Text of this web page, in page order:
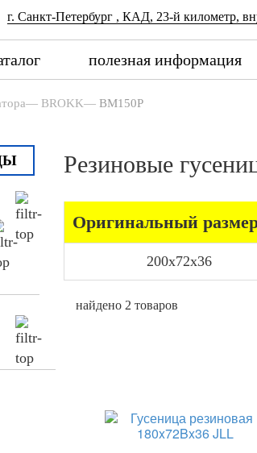
г. Санкт-Петербург , КАД, 23-й километр,
полезная информация
— BROKK— BM150P
Резиновые
Оригинальный
200x72x36
найдено 2 товаров